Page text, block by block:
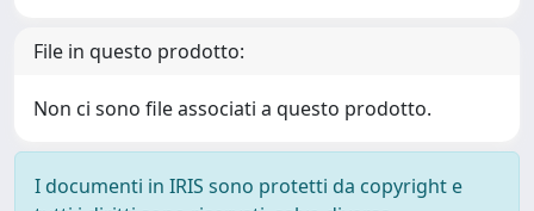
File in questo prodotto:
Non ci sono file associati a questo prodotto.
I documenti in IRIS sono protetti da copyright e